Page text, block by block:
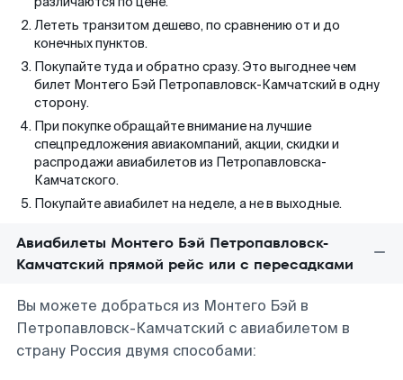
Лететь транзитом дешево, по сравнению от и до
конечных пунктов.
Покупайте туда и обратно сразу. Это выгоднее чем
билет Монтего Бэй Петропавловск-Камчатский в одну
сторону.
При покупке обращайте внимание на лучшие
спецпредложения авиакомпаний, акции, скидки и
распродажи авиабилетов из Петропавловска-
Камчатского.
Покупайте авиабилет на неделе, а не в выходные.
Авиабилеты Монтего Бэй Петропавловск-
Камчатский прямой рейс или с пересадками
Вы можете добраться из Монтего Бэй в
Петропавловск-Камчатский с авиабилетом в
страну Россия двумя способами: